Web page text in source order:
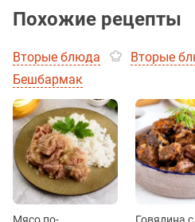
Похожие рецепты
Вторые блюда
Вторые
Бешбармак